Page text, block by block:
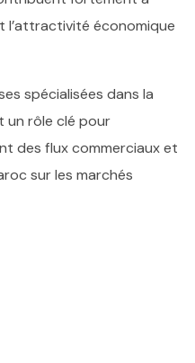
économique
spécialisées dans la
un rôle clé pour
des flux commerciaux et
sur les marchés